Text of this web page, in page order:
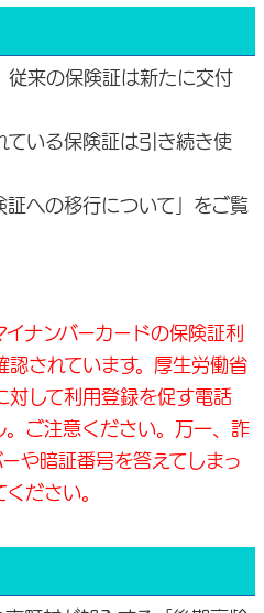
従来の保険証は新たに交付
ている保険証は引き続き使
への移行について」をご覧
ナンバーカードの保険証利
されています。厚生労働省
対して利用登録を促す電話
。ご注意ください。万一、詐
や暗証番号を答えてしまっ
ださい。